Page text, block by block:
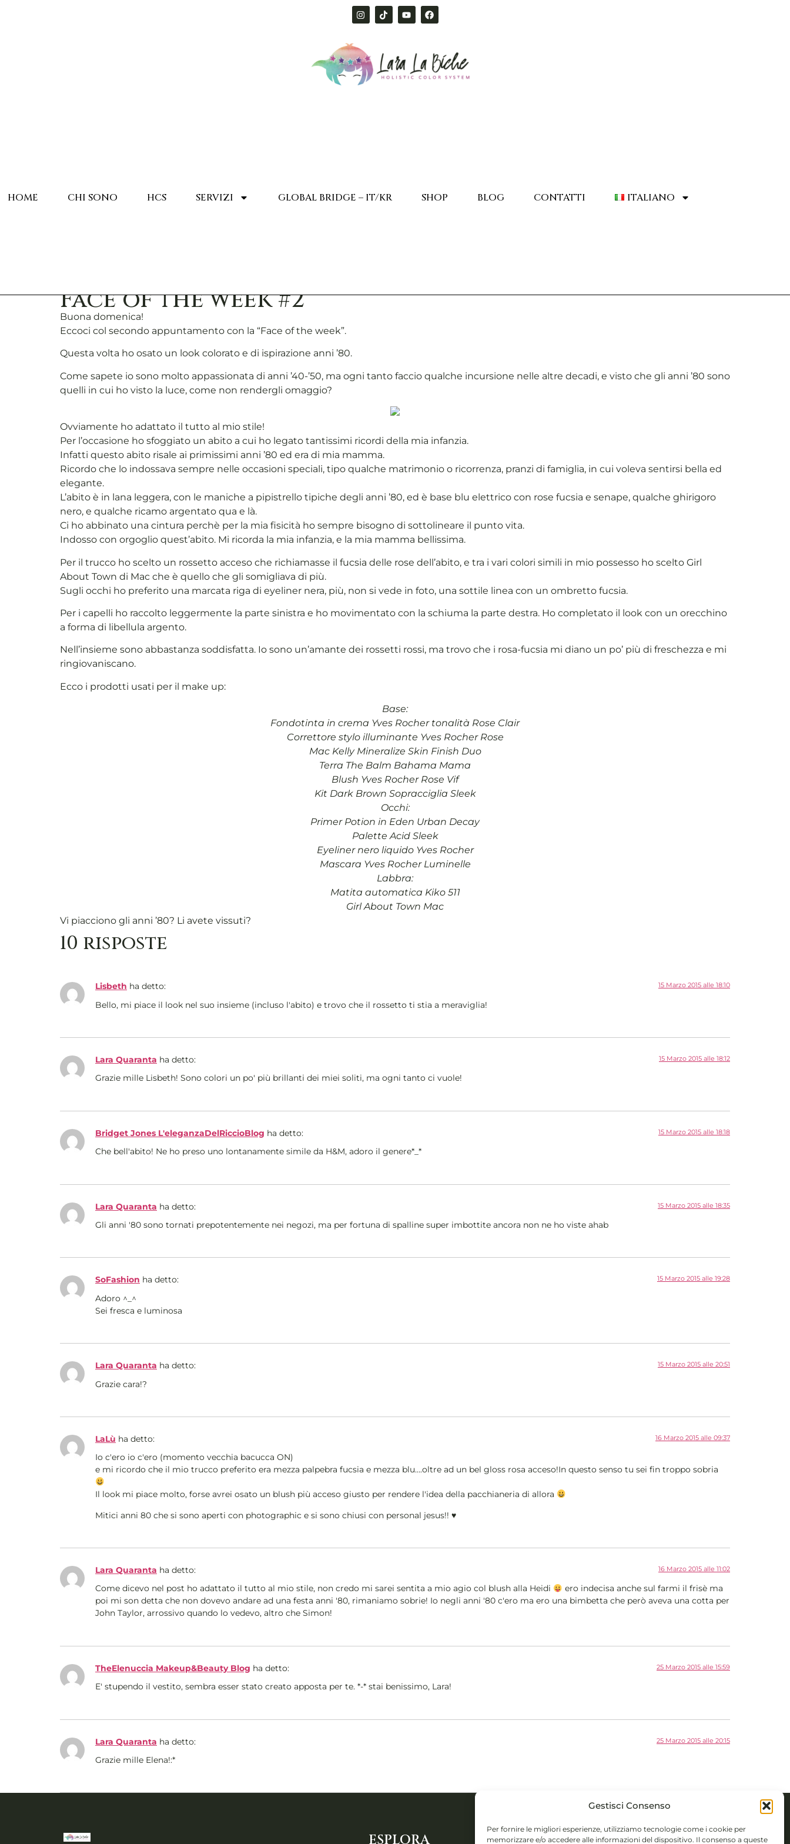
Gestisci Consenso
Per fornire le migliori esperienze, utilizziamo tecnologie come i cookie per
memorizzare e/o accedere alle informazioni del dispositivo. Il consenso a queste
HOME CHI SONO HCS SERVIZI GLOBAL BRIDGE – IT/KR SHOP BLOG CONTATTI ITALIANO
Face of the week #2
Buona domenica!
Eccoci col secondo appuntamento con la “Face of the week”.
Questa volta ho osato un look colorato e di ispirazione anni ’80.
Come sapete io sono molto appassionata di anni ’40-’50, ma ogni tanto faccio qualche incursione nelle altre decadi, e visto che gli anni ’80 sono
quelli in cui ho visto la luce, come non rendergli omaggio?
Ovviamente ho adattato il tutto al mio stile!
Per l’occasione ho sfoggiato un abito a cui ho legato tantissimi ricordi della mia infanzia.
Infatti questo abito risale ai primissimi anni ’80 ed era di mia mamma.
Ricordo che lo indossava sempre nelle occasioni speciali, tipo qualche matrimonio o ricorrenza, pranzi di famiglia, in cui voleva sentirsi bella ed
elegante.
L’abito è in lana leggera, con le maniche a pipistrello tipiche degli anni ’80, ed è base blu elettrico con rose fucsia e senape, qualche ghirigoro
nero, e qualche ricamo argentato qua e là.
Ci ho abbinato una cintura perchè per la mia fisicità ho sempre bisogno di sottolineare il punto vita.
Indosso con orgoglio quest’abito. Mi ricorda la mia infanzia, e la mia mamma bellissima.
Per il trucco ho scelto un rossetto acceso che richiamasse il fucsia delle rose dell’abito, e tra i vari colori simili in mio possesso ho scelto Girl
About Town di Mac che è quello che gli somigliava di più.
Sugli occhi ho preferito una marcata riga di eyeliner nera, più, non si vede in foto, una sottile linea con un ombretto fucsia.
Per i capelli ho raccolto leggermente la parte sinistra e ho movimentato con la schiuma la parte destra. Ho completato il look con un orecchino
a forma di libellula argento.
Nell’insieme sono abbastanza soddisfatta. Io sono un’amante dei rossetti rossi, ma trovo che i rosa-fucsia mi diano un po’ più di freschezza e mi
ringiovaniscano.
Ecco i prodotti usati per il make up:
Base:
Fondotinta in crema Yves Rocher tonalità Rose Clair
Correttore stylo illuminante Yves Rocher Rose
Mac Kelly Mineralize Skin Finish Duo
Terra The Balm Bahama Mama
Blush Yves Rocher Rose Vif
Kit Dark Brown Sopracciglia Sleek
Occhi:
Primer Potion in Eden Urban Decay
Palette Acid Sleek
Eyeliner nero liquido Yves Rocher
Mascara Yves Rocher Luminelle
Labbra:
Matita automatica Kiko 511
Girl About Town Mac
Vi piacciono gli anni ’80? Li avete vissuti?
10 risposte
Lisbeth ha detto: 15 Marzo 2015 alle 18:10
Bello, mi piace il look nel suo insieme (incluso l'abito) e trovo che il rossetto ti stia a meraviglia!
Lara Quaranta ha detto: 15 Marzo 2015 alle 18:12
Grazie mille Lisbeth! Sono colori un po' più brillanti dei miei soliti, ma ogni tanto ci vuole!
Bridget Jones L'eleganzaDelRiccioBlog ha detto: 15 Marzo 2015 alle 18:18
Che bell'abito! Ne ho preso uno lontanamente simile da H&M, adoro il genere*_*
Lara Quaranta ha detto: 15 Marzo 2015 alle 18:35
Gli anni '80 sono tornati prepotentemente nei negozi, ma per fortuna di spalline super imbottite ancora non ne ho viste ahab
SoFashion ha detto: 15 Marzo 2015 alle 19:28
Adoro ^_^
Sei fresca e luminosa
Lara Quaranta ha detto: 15 Marzo 2015 alle 20:51
Grazie cara!?
LaLù ha detto: 16 Marzo 2015 alle 09:37
Io c'ero io c'ero (momento vecchia bacucca ON)
e mi ricordo che il mio trucco preferito era mezza palpebra fucsia e mezza blu….oltre ad un bel gloss rosa acceso!In questo senso tu sei fin troppo sobria
Il look mi piace molto, forse avrei osato un blush più acceso giusto per rendere l'idea della pacchianeria di allora
Mitici anni 80 che si sono aperti con photographic e si sono chiusi con personal jesus!! ♥
Lara Quaranta ha detto: 16 Marzo 2015 alle 11:02
Come dicevo nel post ho adattato il tutto al mio stile, non credo mi sarei sentita a mio agio col blush alla Heidi
ero indecisa anche sul farmi il frisè ma
poi mi son detta che non dovevo andare ad una festa anni '80, rimaniamo sobrie! Io negli anni '80 c'ero ma ero una bimbetta che però aveva una cotta per
John Taylor, arrossivo quando lo vedevo, altro che Simon!
TheElenuccia Makeup&Beauty Blog ha detto: 25 Marzo 2015 alle 15:59
E' stupendo il vestito, sembra esser stato creato apposta per te. *-* stai benissimo, Lara!
Lara Quaranta ha detto: 25 Marzo 2015 alle 20:15
Grazie mille Elena!:*
ESPLORA CONTATTI